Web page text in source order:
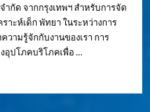
กัด จากกรุงเทพฯ สำหรับการจัด
าะห์เด็ก พัทยา ในระหว่างการ
วามรู้จักกับงานของเรา การ
อุปโภคบริโภคเพื่อ …